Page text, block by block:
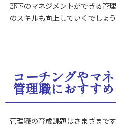
部下のマネジメントができる管
のスキルも向上していくでしょう
コーチングやマ
管理職におすす
管理職の育成課題はさまざまです